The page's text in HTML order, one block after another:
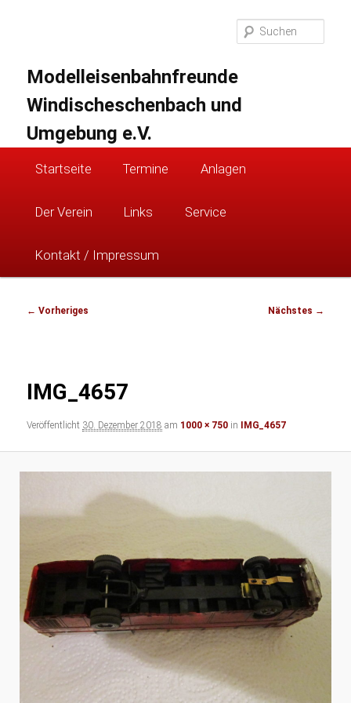
Modelleisenbahnfreunde
Windischeschenbach und
Umgebung e.V.
Startseite Termine Anlagen
Der Verein Links Service
Kontakt / Impressum
Bilder-
← Vorheriges Nächstes →
IMG_4657
Veröffentlicht 30. Dezember 2018 am 1000 × 750 in IMG_4657